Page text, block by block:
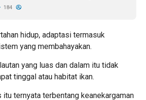
184
hidup, adaptasi termasuk
yang membahayakan.
yang luas dan dalam itu tidak
tinggal atau habitat ikan.
itu ternyata terbentang keanekargaman